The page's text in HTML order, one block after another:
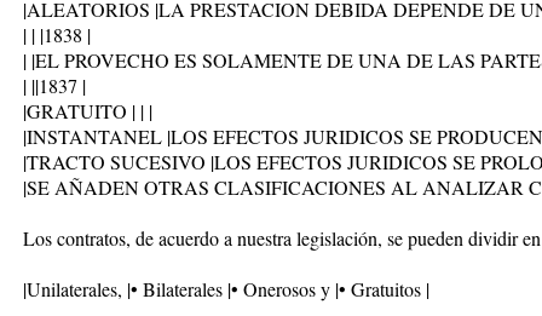
|ALEATORIOS |LA PRESTACION DEBIDA DEPENDE DE
| | |1838 |
| |EL PROVECHO ES SOLAMENTE DE UNA DE LAS
| ||1837 |
|GRATUITO | | |
|INSTANTANEL |LOS EFECTOS JURIDICOS SE
|TRACTO SUCESIVO |LOS EFECTOS JURIDICOS SE
|SE AÑADEN OTRAS CLASIFICACIONES AL ANALIZAR
Los contratos, de acuerdo a nuestra legislación, se pueden dividir
|Unilaterales, |• Bilaterales |• Onerosos y |• Gratuitos |